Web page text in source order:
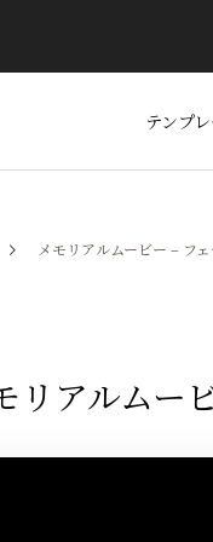
テンプ
メモリアルムービー – フ
リアルムー